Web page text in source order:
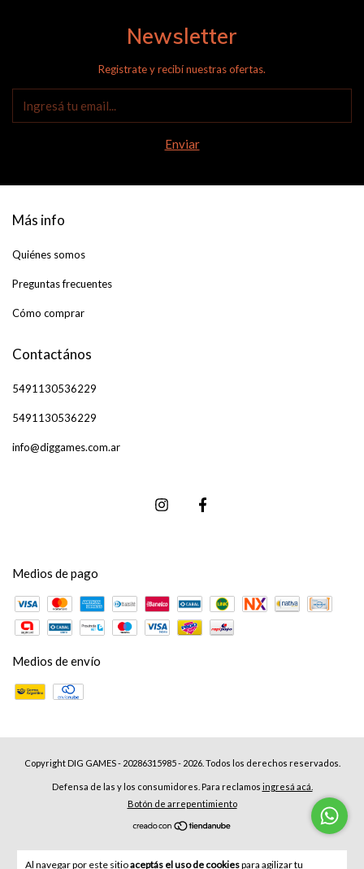
Al navegar por este sitioaceptás el uso de cookiespara agilizar tu
Newsletter
Registrate y recibí nuestras ofertas.
Más info
Quiénes somos
Preguntas frecuentes
Cómo comprar
Contactános
5491130536229
5491130536229
info@diggames.com.ar
Medios de pago
Medios de envío
Copyright DIG GAMES - 20286315985 - 2026. Todos los derechos reservados.
Defensa de las y los consumidores. Para reclamos ingresá acá.
Botón de arrepentimiento